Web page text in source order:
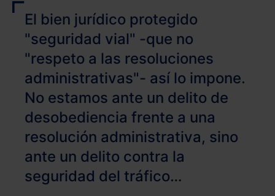
El bien jurídico protegido
"seguridad vial" -que no
"respeto a las resoluciones
administrativas"- así lo impone.
No estamos ante un delito de
desobediencia frente a una
resolución administrativa, sino
ante un delito contra la
seguridad del tráfico…